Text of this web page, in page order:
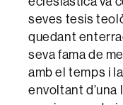
seves tesis
quedant
seva fama de
amb el temps i
envoltant d’una